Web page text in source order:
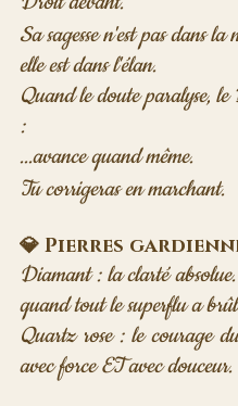
Sa sagesse n'est pas dans la
elle est dans l'élan.
Quand le doute paralyse,
:
...avance quand même.
Tu corrigeras en marchant.
💎 Pierres
Diamant : la clarté absolue.
quand tout le superflu a
Quartz rose : le courage
avec force ET avec douceur.